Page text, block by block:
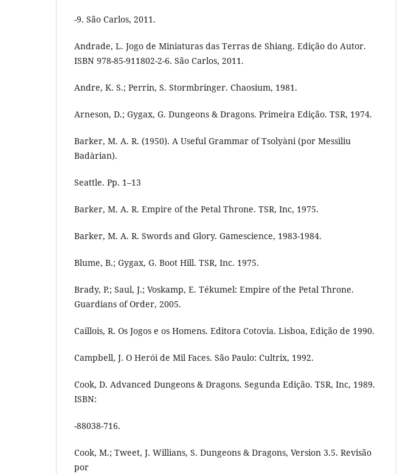
-9. São Carlos, 2011.
Andrade, L. Jogo de Miniaturas das Terras de Shiang. Edição do Autor.
ISBN 978-85-911802-2-6. São Carlos, 2011.
Andre, K. S.; Perrin, S. Stormbringer. Chaosium, 1981.
Arneson, D.; Gygax, G. Dungeons & Dragons. Primeira Edição. TSR, 1974.
Barker, M. A. R. (1950). A Useful Grammar of Tsolyàni (por Messìliu
Badàrian).
Seattle. Pp. 1–13
Barker, M. A. R. Empire of the Petal Throne. TSR, Inc, 1975.
Barker, M. A. R. Swords and Glory. Gamescience, 1983-1984.
Blume, B.; Gygax, G. Boot Hill. TSR, Inc. 1975.
Brady, P.; Saul, J.; Voskamp, E. Tékumel: Empire of the Petal Throne.
Guardians of Order, 2005.
Caillois, R. Os Jogos e os Homens. Editora Cotovia. Lisboa, Edição de 1990.
Campbell, J. O Herói de Mil Faces. São Paulo: Cultrix, 1992.
Cook, D. Advanced Dungeons & Dragons. Segunda Edição. TSR, Inc, 1989.
ISBN:
-88038-716.
Cook, M.; Tweet, J. Willians, S. Dungeons & Dragons, Version 3.5. Revisão
por